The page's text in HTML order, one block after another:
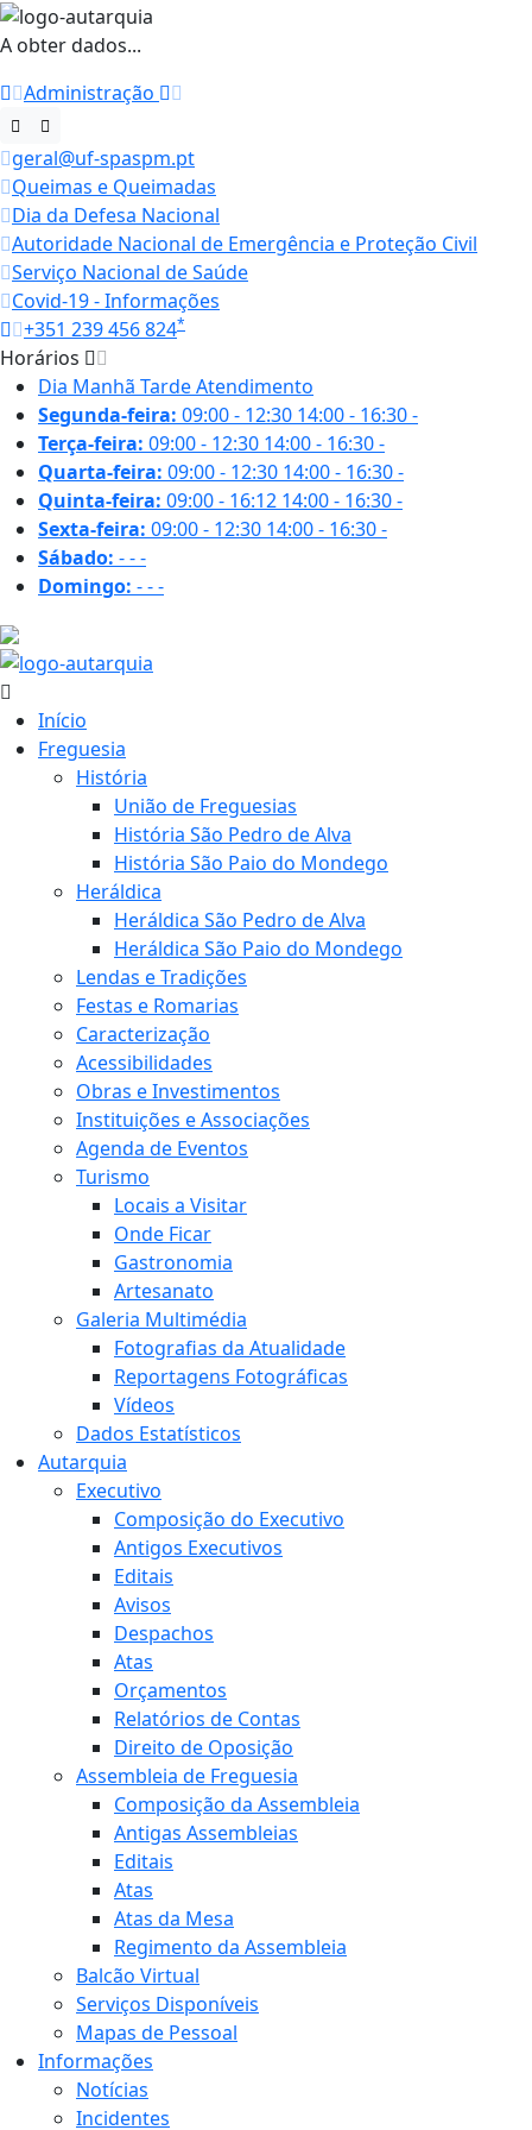
A obter dados...
Administração
geral@uf-spaspm.pt
Queimas e Queimadas
Dia da Defesa Nacional
Autoridade Nacional de Emergência e Proteção Civil
Serviço Nacional de Saúde
Covid-19 - Informações
+351 239 456 824*
Horários
Dia Manhã TardeAtendimento
Segunda-feira: 09:00 - 12:30 14:00 - 16:30-
Terça-feira: 09:00 - 12:30 14:00 - 16:30-
Quarta-feira: 09:00 - 12:30 14:00 - 16:30-
Quinta-feira: 09:00 - 16:12 14:00 - 16:30-
Sexta-feira: 09:00 - 12:30 14:00 - 16:30-
Sábado: ---
Domingo: ---
Início
Freguesia
História
União de Freguesias
História São Pedro de Alva
História São Paio do Mondego
Heráldica
Heráldica São Pedro de Alva
Heráldica São Paio do Mondego
Lendas e Tradições
Festas e Romarias
Caracterização
Acessibilidades
Obras e Investimentos
Instituições e Associações
Agenda de Eventos
Turismo
Locais a Visitar
Onde Ficar
Gastronomia
Artesanato
Galeria Multimédia
Fotografias da Atualidade
Reportagens Fotográficas
Vídeos
Dados Estatísticos
Autarquia
Executivo
Composição do Executivo
Antigos Executivos
Editais
Avisos
Despachos
Atas
Orçamentos
Relatórios de Contas
Direito de Oposição
Assembleia de Freguesia
Composição da Assembleia
Antigas Assembleias
Editais
Atas
Atas da Mesa
Regimento da Assembleia
Balcão Virtual
Serviços Disponíveis
Mapas de Pessoal
Informações
Notícias
Incidentes